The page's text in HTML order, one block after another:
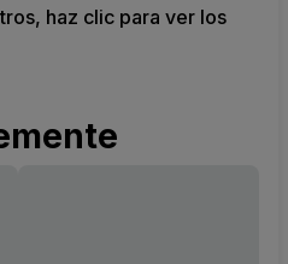
haz clic para ver los